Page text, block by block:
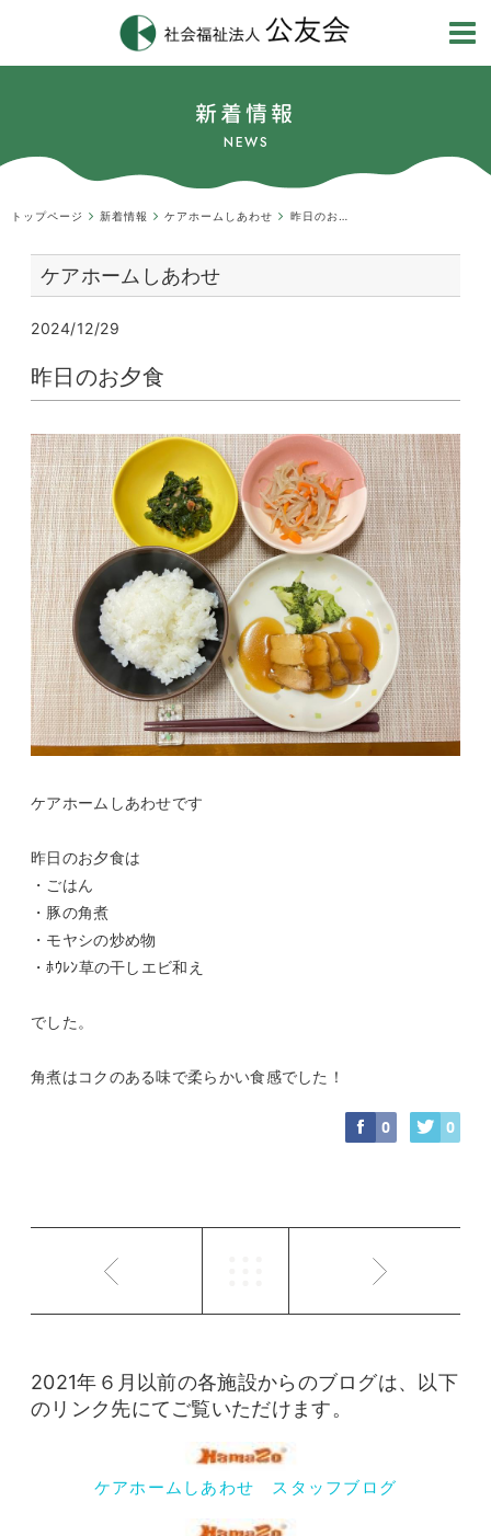
新着情報
NEWS
トップページ 新着情報 ケアホームしあわせ
ケアホームしあわせ
2024/12/29
昨日のお夕食
ケアホームしあわせです
昨日のお夕食は
・ごはん
・豚の角煮
・モヤシの炒め物
・ﾎｳﾚﾝ草の干しエビ和え
でした。
角煮はコクのある味で柔らかい食感でした！
0 0
2021年６月以前の各施設からのブログは、以下
のリンク先にてご覧いただけます。
ケアホームしあわせ スタッフブログ